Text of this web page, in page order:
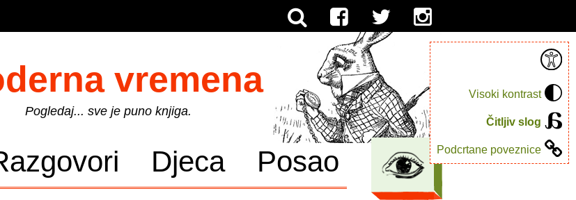
Visoki kontrast
Čitljiv slog
Podcrtane poveznice
vremena
Pogledaj... sve je puno knjiga.
Djeca Posao